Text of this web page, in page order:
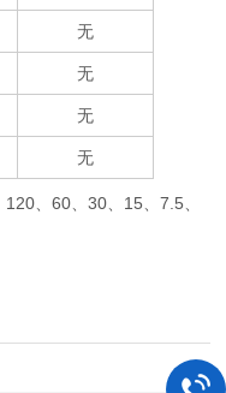
无
无
无
无
120、60、30、 15、7.5、